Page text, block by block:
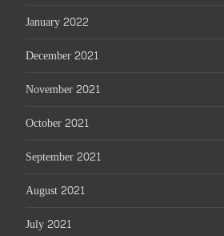
January 2022
December 2021
November 2021
October 2021
September 2021
August 2021
July 2021